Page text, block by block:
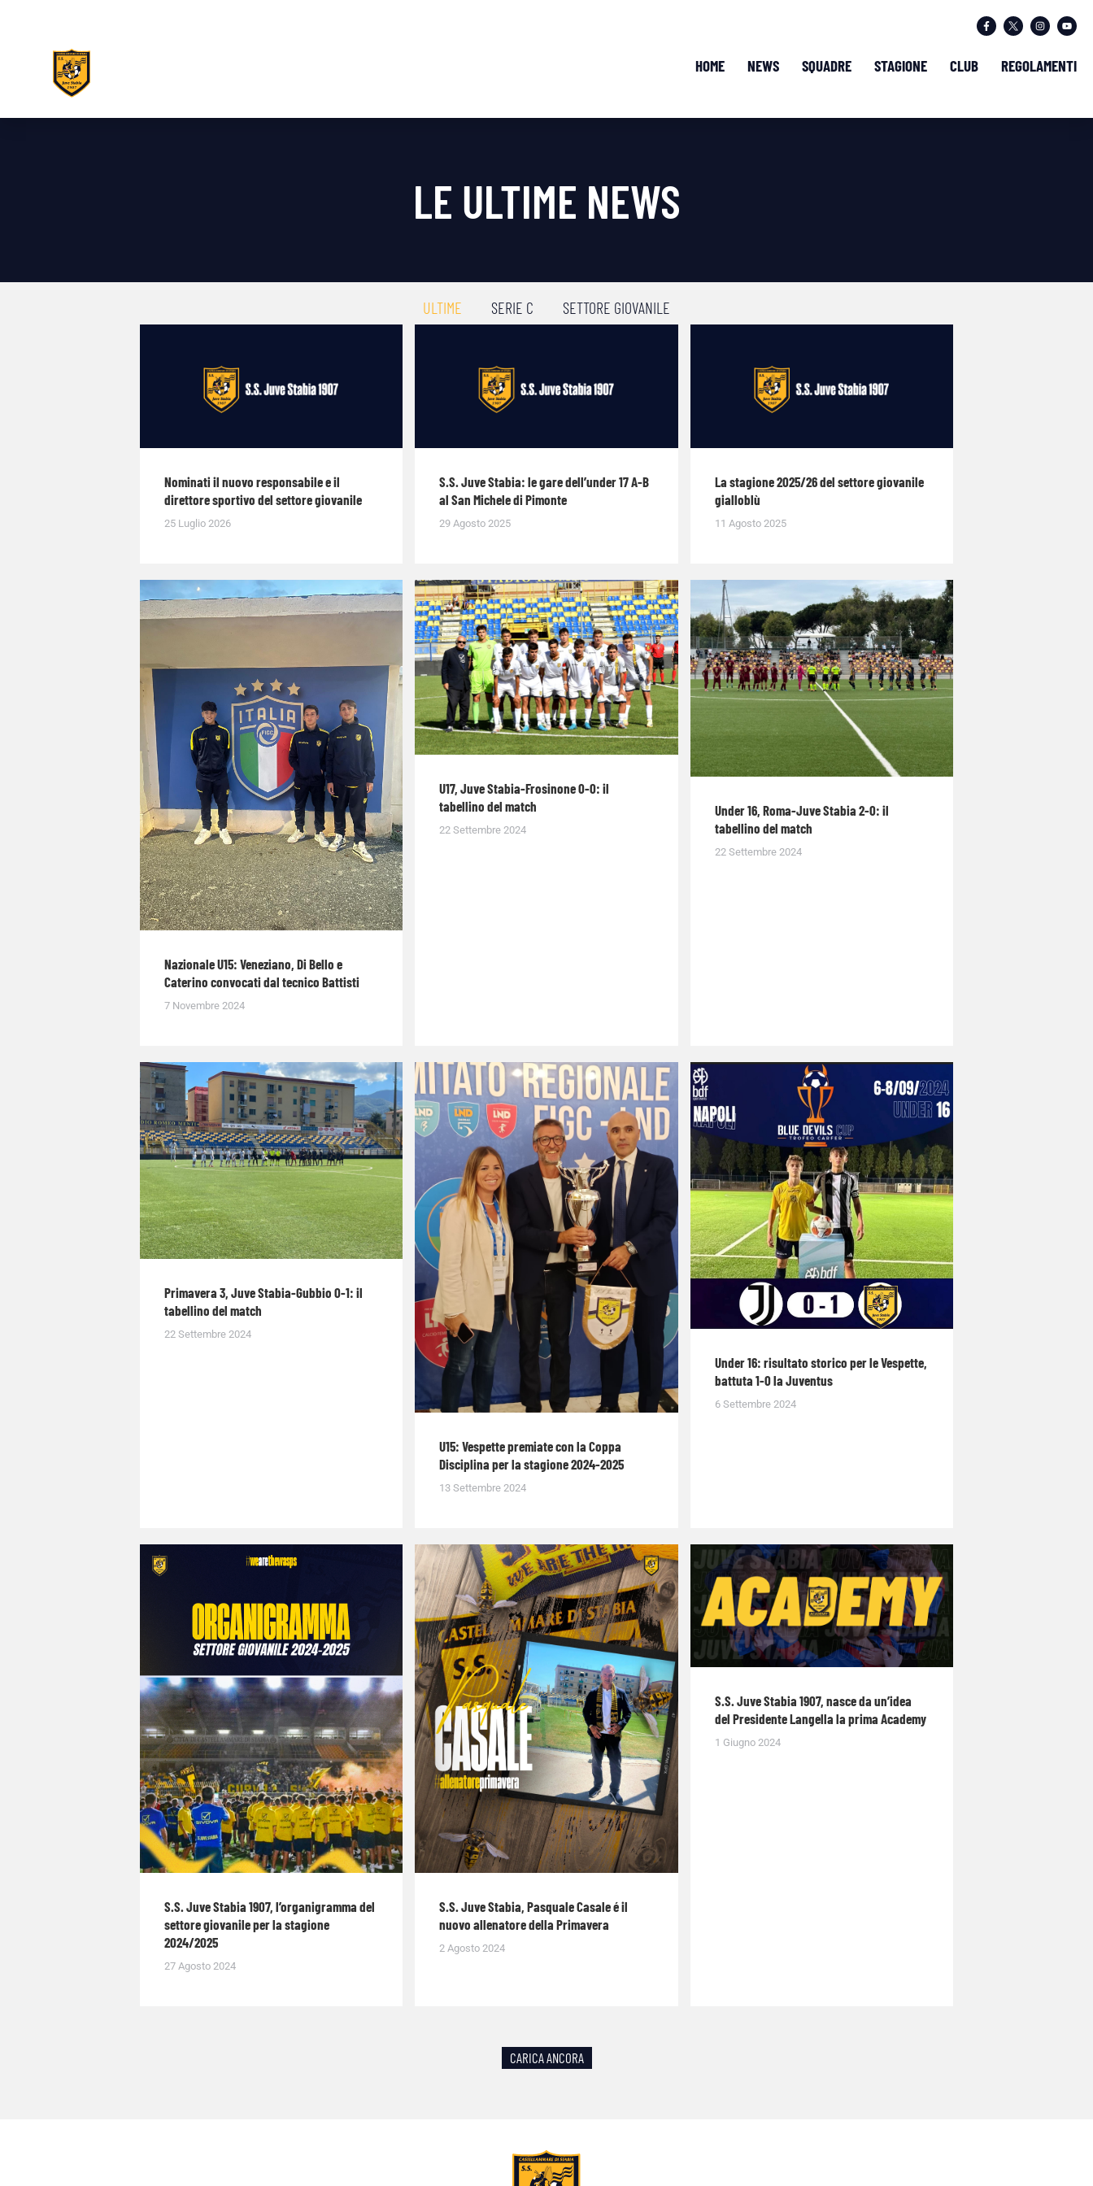
HOME NEWS SQUADRE STAGIONE CLUB REGOLAMENTI
LE ULTIME NEWS
ULTIME SERIE C SETTORE GIOVANILE
Nominati il nuovo responsabile e il
direttore sportivo del settore giovanile
25 Luglio 2026
S.S. Juve Stabia: le gare dell’under 17 A-B
al San Michele di Pimonte
29 Agosto 2025
La stagione 2025/26 del settore giovanile
gialloblù
11 Agosto 2025
Nazionale U15: Veneziano, Di Bello e
Caterino convocati dal tecnico Battisti
7 Novembre 2024
U17, Juve Stabia-Frosinone 0-0: il
tabellino del match
22 Settembre 2024
Under 16, Roma-Juve Stabia 2-0: il
tabellino del match
22 Settembre 2024
Primavera 3, Juve Stabia-Gubbio 0-1: il
tabellino del match
22 Settembre 2024
U15: Vespette premiate con la Coppa
Disciplina per la stagione 2024-2025
13 Settembre 2024
Under 16: risultato storico per le Vespette,
battuta 1-0 la Juventus
6 Settembre 2024
S.S. Juve Stabia 1907, l’organigramma del
settore giovanile per la stagione
2024/2025
27 Agosto 2024
S.S. Juve Stabia, Pasquale Casale é il
nuovo allenatore della Primavera
2 Agosto 2024
S.S. Juve Stabia 1907, nasce da un’idea
del Presidente Langella la prima Academy
1 Giugno 2024
CARICA ANCORA